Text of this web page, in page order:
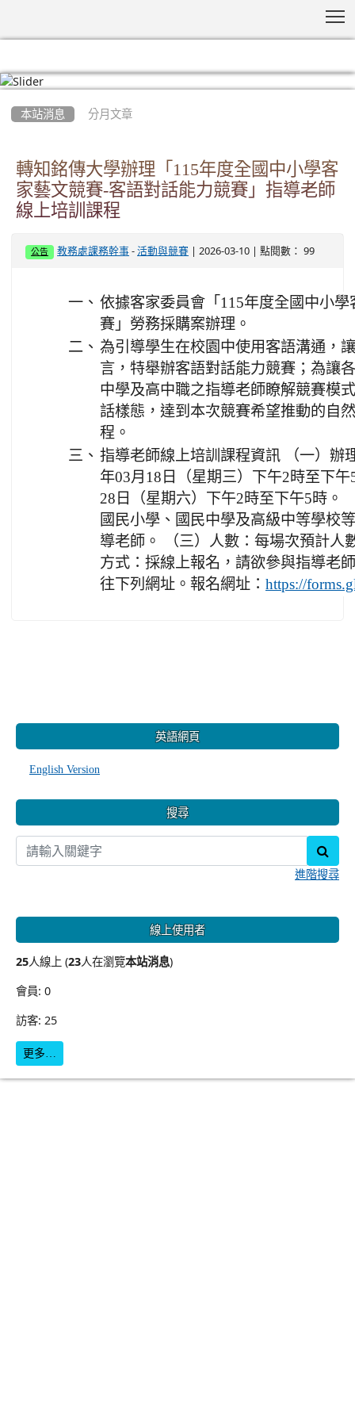
本站消息 分月文章
轉知銘傳大學辦理「115年度全國中小學客
家藝文競賽-客語對話能力競賽」指導老師
線上培訓課程
公告 教務處課務幹事 -活動與競賽 | 2026-03-10 | 點閱數： 99
一、 依據客家委員會「115年度全國中小
賽」勞務採購案辦理。
二、 為引導學生在校園中使用客語溝通，
言，特舉辦客語對話能力競賽；為讓
中學及高中職之指導老師瞭解競賽模
話樣態，達到本次競賽希望推動的自
程。
三、 指導老師線上培訓課程資訊 （一）辦
年03月18日（星期三）下午2時至下
28日（星期六）下午2時至下午5時。
國民小學、國民中學及高級中等學校
導老師。 （三）人數：每場次預計人
方式：採線上報名，請欲參與指導老
往下列網址。報名網址： https://
英語網頁
English Version
搜尋
進階搜尋
線上使用者
25人線上 (23人在瀏覽本站消息)
會員: 0
訪客: 25
更多…